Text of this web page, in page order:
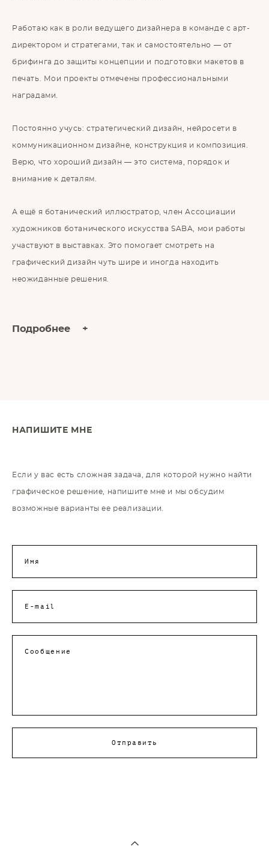
Работаю как в роли ведущего дизайнера в команде с арт-
директором и стратегами, так и самостоятельно — от
брифинга до защиты концепции и подготовки макетов в
печать. Мои проекты отмечены профессиональными
наградами.
Постоянно учусь: стратегический дизайн, нейросети в
коммуникационном дизайне, конструкция и композиция.
Верю, что хороший дизайн — это система, порядок и
внимание к деталям.
А ещё я ботанический иллюстратор, член Ассоциации
художников ботанического искусства SABA, мои работы
участвуют в выставках. Это помогает смотреть на
графический дизайн чуть шире и иногда находить
неожиданные решения.
Подробнее +
НАПИШИТЕ МНЕ
Если у вас есть сложная задача, для которой нужно найти
графическое решение, напишите мне и мы обсудим
возможные варианты ее реализации.
Имя
E-mail
Сообщение
Отправить